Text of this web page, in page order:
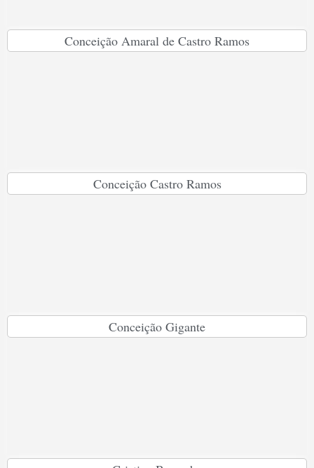
Conceição Amaral de Castro Ramos
Conceição Castro Ramos
Conceição Gigante